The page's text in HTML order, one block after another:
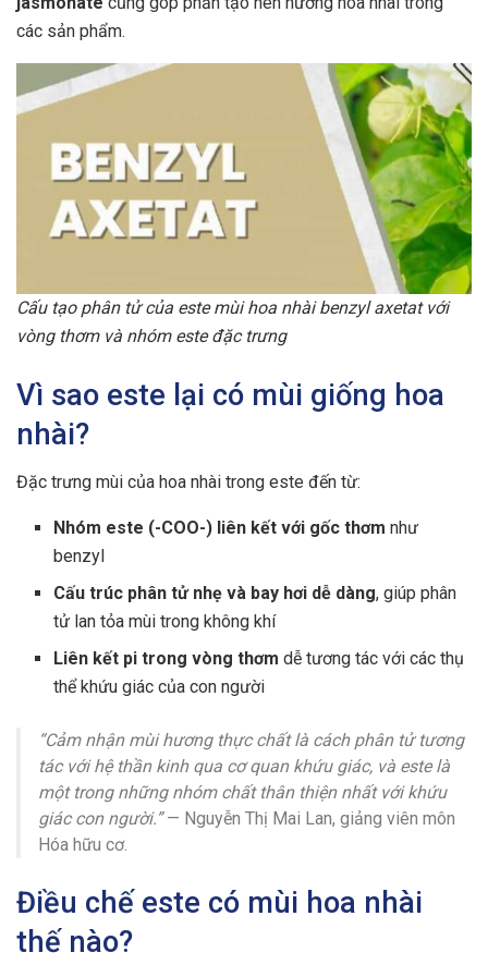
các sản phẩm.
Cấu tạo phân tử của este mùi hoa nhài benzyl axetat với
vòng thơm và nhóm este đặc trưng
Vì sao este lại có mùi giống hoa
nhài?
Đặc trưng mùi của hoa nhài trong este đến từ:
Nhóm este (-COO-) liên kết với gốc thơm như
benzyl
Cấu trúc phân tử nhẹ và bay hơi dễ dàng, giúp phân
tử lan tỏa mùi trong không khí
Liên kết pi trong vòng thơm dễ tương tác với các thụ
thể khứu giác của con người
“Cảm nhận mùi hương thực chất là cách phân tử tương
tác với hệ thần kinh qua cơ quan khứu giác, và este là
một trong những nhóm chất thân thiện nhất với khứu
giác con người.”— Nguyễn Thị Mai Lan, giảng viên môn
Hóa hữu cơ.
Điều chế este có mùi hoa nhài
thế nào?